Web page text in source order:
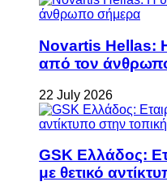
Novartis Hellas: Η
από τον
22 July 2026
GSK Ελλάδος:
με θετικό